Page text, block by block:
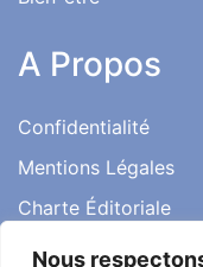
Nous
A Propos
Confidentialité
Mentions Légales
Charte Éditoriale
Conditions